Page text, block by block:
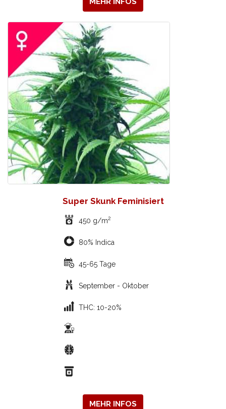
Super Skunk Feminisiert
450 g/m2
80% Indica
45-65 Tage
September - Oktober
THC: 10-20%
MEHR INFOS